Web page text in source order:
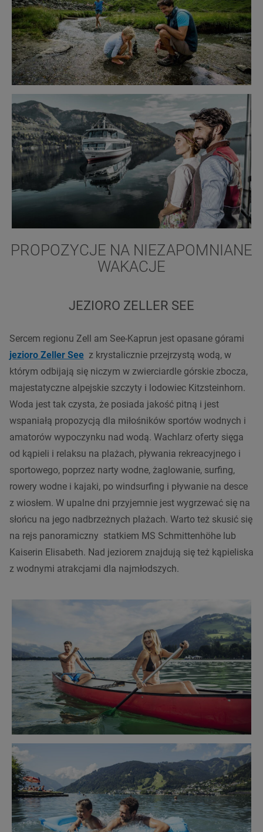
PROPOZYCJE NA NIEZAPOMNIANE
WAKACJE
JEZIORO ZELLER SEE
Sercem regionu Zell am See-Kaprun jest opasane górami
jezioro Zell er See z krystalicznie przejrzystą wodą, w
którym odbijają się niczym w zwierciardle górskie zbocza,
majestatyczne alpejskie szczyty i lodowiec Kitzsteinhorn.
Woda jest tak czysta, że posiada jakość pitną i jest
wspaniałą propozycją dla miłośników sportów wodnych i
amatorów wypoczynku nad wodą. Wachlarz oferty sięga
od kąpieli i relaksu na plażach, pływania rekreacyjnego i
sportowego, poprzez narty wodne, żaglowanie, surfing,
rowery wodne i kajaki, po windsurfing i pływanie na desce
z wiosłem. W upalne dni przyjemnie jest wygrzewać się na
słońcu na jego nadbrzeżnych plażach. Warto też skusić się
na rejs panoramiczny statkiem MS Schmittenhöhe lub
Kaiserin Elisabeth. Nad jeziorem znajdują się też kąpieliska
z wodnymi atrakcjami dla najmłodszych.